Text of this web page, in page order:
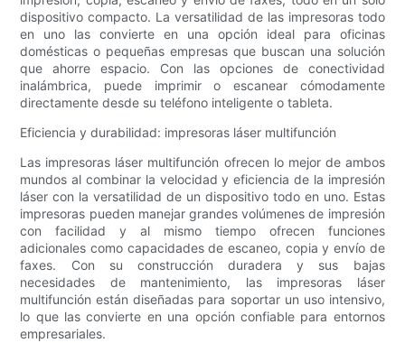
dispositivo compacto. La versatilidad de las impresoras todo
en uno las convierte en una opción ideal para oficinas
domésticas o pequeñas empresas que buscan una solución
que ahorre espacio. Con las opciones de conectividad
inalámbrica, puede imprimir o escanear cómodamente
directamente desde su teléfono inteligente o tableta.
Eficiencia y durabilidad: impresoras láser multifunción
Las impresoras láser multifunción ofrecen lo mejor de ambos
mundos al combinar la velocidad y eficiencia de la impresión
láser con la versatilidad de un dispositivo todo en uno. Estas
impresoras pueden manejar grandes volúmenes de impresión
con facilidad y al mismo tiempo ofrecen funciones
adicionales como capacidades de escaneo, copia y envío de
faxes. Con su construcción duradera y sus bajas
necesidades de mantenimiento, las impresoras láser
multifunción están diseñadas para soportar un uso intensivo,
lo que las convierte en una opción confiable para entornos
empresariales.